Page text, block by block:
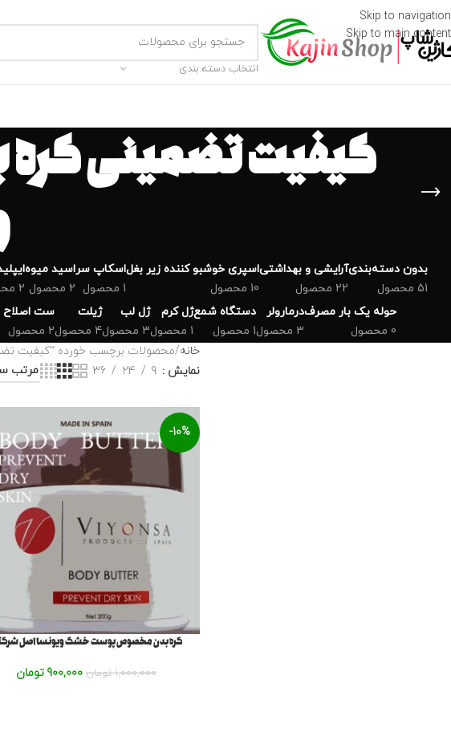
Skip to navigation
Skip to main content
انتخاب دسته بندی
کیفیت تضمینی
بدون دسته‌بندی
51 محصول
‌آرایشی و بهداشتی
22 محصول
اسپری خوشبو کننده زیر بغل
10 محصول
اسکاپ سر
1 محصول
اسید میوه
2 محصول
2 محصول
حوله یک بار مصرف
0 محصول
درمارولر
3 محصول
دستگاه شمع
1 محصول
ژل کرم
1 محصول
ژل لب
3 محصول
ژیلت
4 محصول
ست اصلاح
2 محصول
خانه محصولات برچسب خورده “کیفیت
نمایش
9
24
36
-10%
کره بدن مخصوص پوست خشک ویونسا اصل
1,000,000 تومان 900,000 تومان